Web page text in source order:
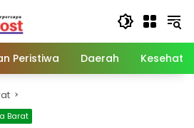
Peristiwa Daerah
Barat